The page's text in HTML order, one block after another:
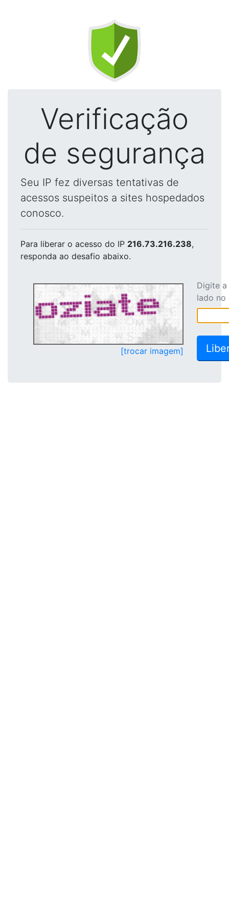
Verificação
de segurança
Seu IP fez diversas tentativas de
acessos suspeitos a sites hospedados
conosco.
Para liberar o acesso do IP 216.73.216.238,
responda ao desafio abaixo.
[trocar imagem]
Digite
lado no